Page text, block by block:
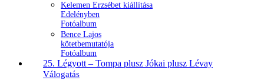
Kelemen Erzsébet kiállítása
Edelényben
Fotóalbum
Bence Lajos
kötetbemutatója
Fotóalbum
25. Légyott – Tompa plusz Jókai plusz Lévay
Válogatás